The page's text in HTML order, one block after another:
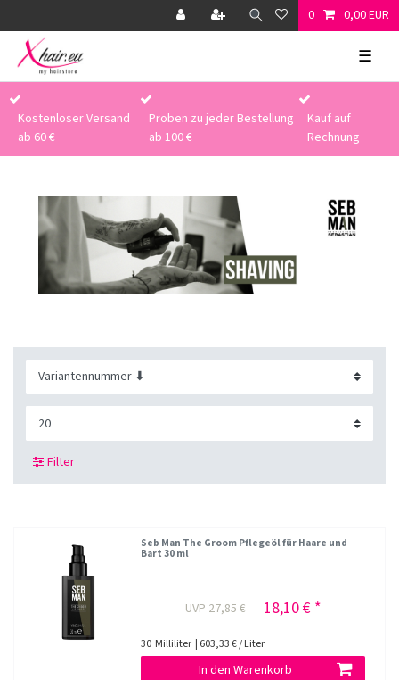
0 0,00 EUR
☰
Kostenloser Versand
ab 60 €
Proben zu jeder Bestellung
ab 100 €
Kauf auf
Rechnung
Filter
Seb Man The Groom Pflegeöl für Haare und
Bart 30 ml
UVP 27,85 € 18,10 € *
30 Milliliter | 603,33 € / Liter
In den Warenkorb